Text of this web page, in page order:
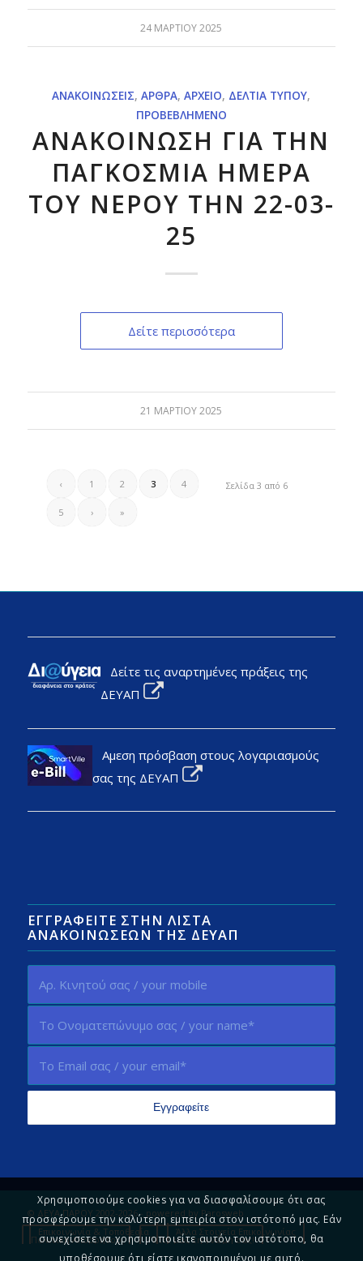
24 ΜΑΡΤΊΟΥ 2025
ΑΝΑΚΟΙΝΏΣΕΙΣ,ΆΡΘΡΑ,ΑΡΧΕΊΟ, ΔΕΛΤΊΑ ΤΎΠΟΥ,
ΠΡΟΒΕΒΛΗΜΈΝΟ
ΑΝΑΚΟΙΝΩΣΗ ΓΙΑ ΤΗΝ
ΠΑΓΚΟΣΜΙΑ ΗΜΕΡΑ
ΤΟΥ ΝΕΡΟΥ ΤΗΝ 22-03-
25
Δείτε περισσότερα
21 ΜΑΡΤΊΟΥ 2025
Σελίδα 3 από 6
‹ 1 2 3 4
5 › »
Δείτε τις αναρτημένες πράξεις της
ΔΕΥΑΠ
Αμεση πρόσβαση στους λογαριασμούς
σας της ΔΕΥΑΠ
ΕΓΓΡΑΦΕΊΤΕ ΣΤΗΝ ΛΊΣΤΑ
ΑΝΑΚΟΙΝΏΣΕΩΝ ΤΗΣ ΔΕΥΑΠ
© ΔΕΥΑ ΠΑΡΟΥ 2002-2026 - powered by Parosweb
Επικοινωνία & Τοποθεσία
Άλλα Στοιχεία Επικοινωνίας
Πολιτική Απορρήτου Πείτε μας τη γνώμη σας!
Χρησιμοποιούμε cookies για να διασφαλίσουμε ότι σας
προσφέρουμε την καλύτερη εμπειρία στον ιστότοπό μας. Εάν
συνεχίσετε να χρησιμοποιείτε αυτόν τον ιστότοπο, θα